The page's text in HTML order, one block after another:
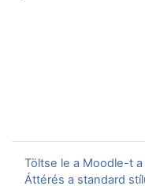
Töltse le a Moodle-t a
Áttérés a standard